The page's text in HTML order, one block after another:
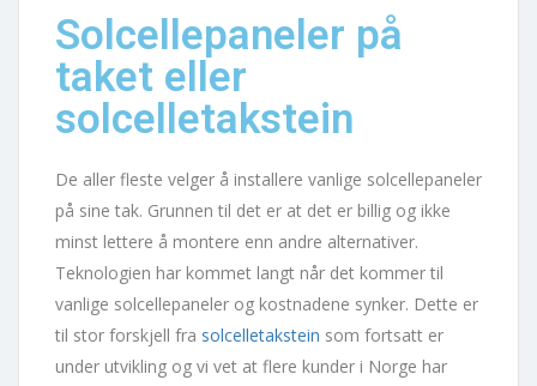
Solcellepaneler på
taket eller
solcelletakstein
De aller fleste velger å installere vanlige solcellepaneler
på sine tak. Grunnen til det er at det er billig og ikke
minst lettere å montere enn andre alternativer.
Teknologien har kommet langt når det kommer til
vanlige solcellepaneler og kostnadene synker. Dette er
til stor forskjell fra solcelletakstein som fortsatt er
under utvikling og vi vet at flere kunder i Norge har